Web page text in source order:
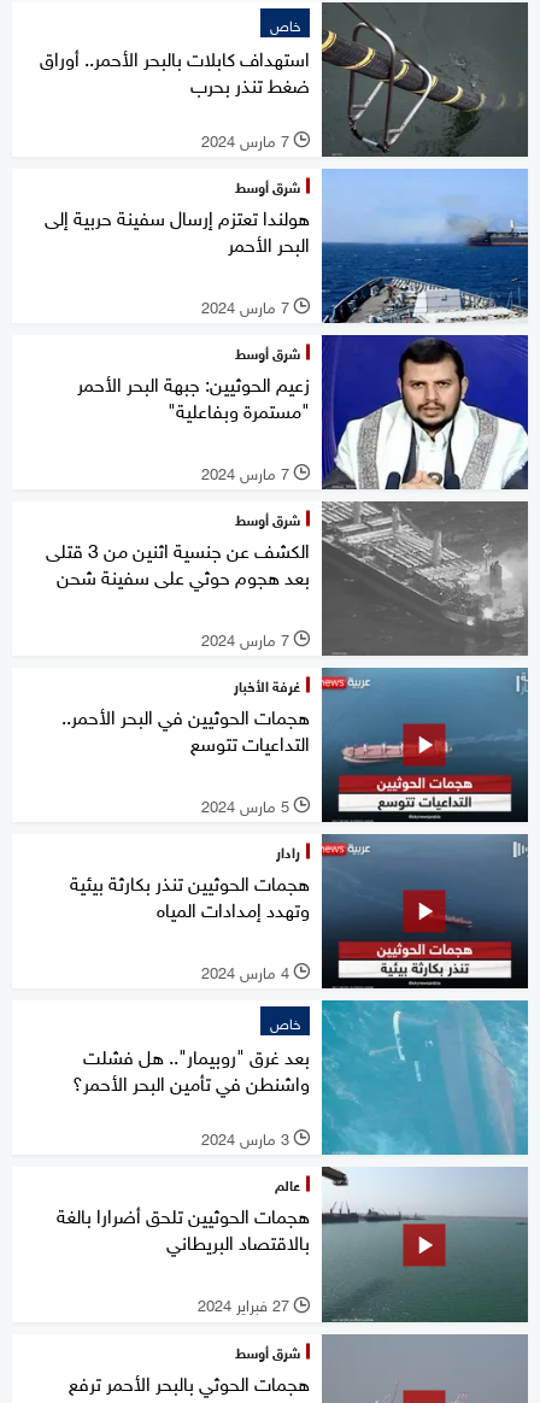
خاص
استهداف كابلات بالبحر الأحمر.. أوراق
ضغط تنذر بحرب
l 7 مارس 2024
شرق أوسط
هولندا تعتزم إرسال سفينة حربية إلى
البحر الأحمر
l 7 مارس 2024
شرق أوسط
زعيم الحوثيين: جبهة البحر الأحمر
"مستمرة وبفاعلية"
l 7 مارس 2024
شرق أوسط
الكشف عن جنسية اثنين من 3 قتلى
بعد هجوم حوثي على سفينة شحن
l 7 مارس 2024
غرفة الأخبار
هجمات الحوثيين في البحر الأحمر..
التداعيات تتوسع
l 5 مارس 2024
رادار
هجمات الحوثيين تنذر بكارثة بيئية
وتهدد إمدادات المياه
l 4 مارس 2024
خاص
بعد غرق "روبيمار".. هل فشلت
واشنطن في تأمين البحر الأحمر؟
l 3 مارس 2024
عالم
هجمات الحوثيين تلحق أضرارا بالغة
بالاقتصاد البريطاني
l 27 فبراير 2024
شرق أوسط
هجمات الحوثي بالبحر الأحمر ترفع